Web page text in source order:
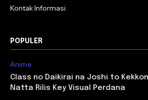
Kontak Informasi
POPULER
Anime
Class no Daikirai na Joshi to
Natta Rilis Key Visual Perdana